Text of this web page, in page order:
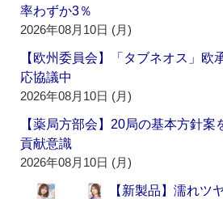
率わずか3％
2026年08月10日 (月)
【欧州委員会】「タブネオス」欧
応協議中
2026年08月10日 (月)
【薬局方部会】20局の基本方針案
貢献意識
2026年08月10日 (月)
【新製品】濡れツ